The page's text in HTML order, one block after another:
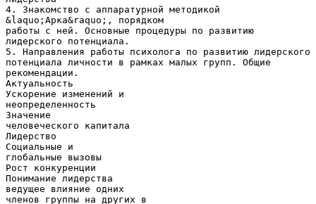
4. Знакомство с аппаратурной методикой
&laquo;Арка&raquo;, порядком
работы с ней. Основные процедуры по развитию
лидерского потенциала.
5. Направления работы психолога по развитию лидерского
потенциала личности в рамках малых групп. Общие
рекомендации.
Актуальность
Ускорение изменений и
неопределенность
Значение
человеческого капитала
Лидерство
Социальные и
глобальные вызовы
Рост конкуренции
Понимание лидерства
ведущее влияние одних
членов группы на других в